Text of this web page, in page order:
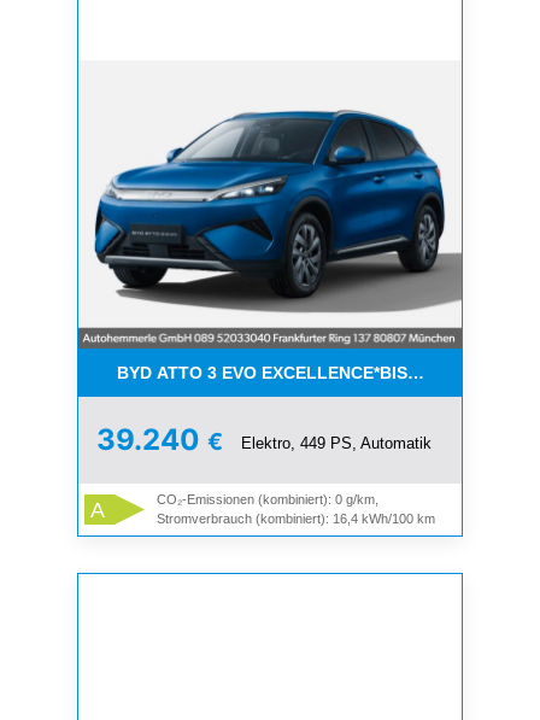
BYD ATTO 3 EVO EXCELLENCE*BIS
39.240 € Elektro, 449 PS, Automatik
A
CO₂-Emissionen (kombiniert): 0 g/km,
Stromverbrauch (kombiniert): 16,4 kWh/100 km